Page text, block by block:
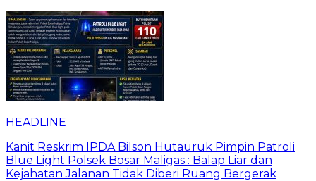
HEADLINE
Kanit Reskrim IPDA Bilson Hutauruk Pimpin Patroli
Blue Light Polsek Bosar Maligas : Balap Liar dan
Kejahatan Jalanan Tidak Diberi Ruang Bergerak